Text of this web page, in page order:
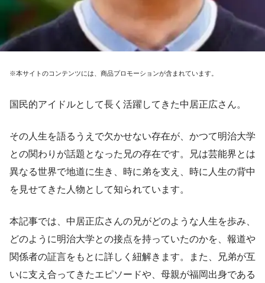
※本サイトのコンテンツには、商品プロモーションが含まれています。
国民的アイドルとして長く活躍してきた中居正広さん。
その人生を語るうえで欠かせない存在が、かつて明治大学
との関わりが話題となった兄の存在です。兄は芸能界とは
異なる世界で地道に生き、時に弟を支え、時に人生の背中
を見せてきた人物として知られています。
本記事では、中居正広さんの兄がどのような人生を歩み、
どのように明治大学との接点を持っていたのかを、報道や
関係者の証言をもとに詳しく紐解きます。また、兄弟が互
いに支え合ってきたエピソードや、母親が福岡出身である